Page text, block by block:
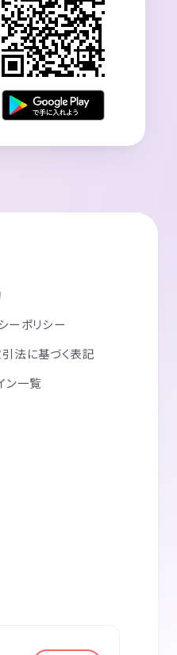
ーポリシー
法に基づく表記
ン一覧